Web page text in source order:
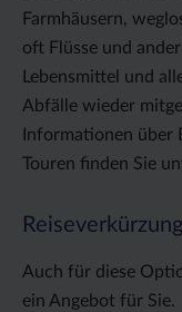
Farmhäusern,
oft Flüsse und
Lebensmittel und
Abfälle wieder
Informationen über
Touren finden Sie
Reiseverkürzung
Auch für diese
ein Angebot für Sie.